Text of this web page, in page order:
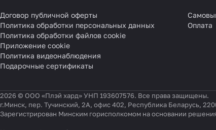
Договор публичной оферты
Политика обработки персональных данных
Политика обработки файлов cookie
Приложение cookie
Политика видеонаблюдения
Подарочные сертификаты
Оплата
2026 © ООО «Плэй хард» УНП 193607576. Все права защищены.
г.Минск, пер. Тучинский, 2А, офис 402, Республика Беларусь,
Зарегистрирован Минским горисполкомом на основании